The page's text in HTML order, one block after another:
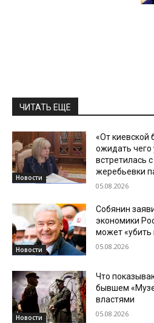
ЧИТАТЬ ЕЩЕ
Новости
«От
ожидать
встретилась
жеребьевки
05.08.2026
Новости
Собянин
экономики
может «убить
05.08.2026
Новости
Что
бывшем
властями
05.08.2026